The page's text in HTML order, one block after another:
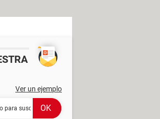
Ver un ejemplo